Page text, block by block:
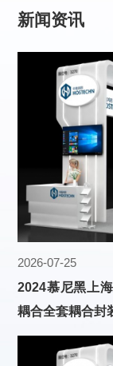
新闻资讯
2026-07-25
2024慕尼黑上
耦合全套耦合封